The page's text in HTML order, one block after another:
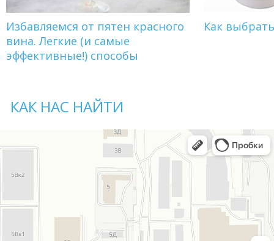
Избавляемся от пятен красного
вина. Легкие (и самые
эффективные!) способы
Как
КАК НАС НАЙТИ